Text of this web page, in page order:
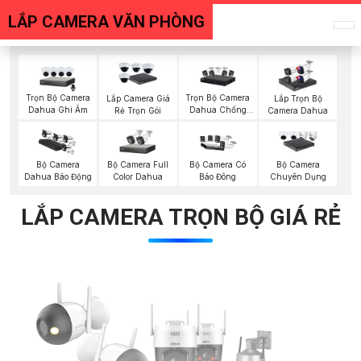
LẮP CAMERA VĂN PHÒNG
Trọn Bộ Camera
Dahua Ghi Âm
Lắp Camera Giá
Rẻ Trọn Gói
Trọn Bộ Camera
Dahua Chống
Lắp Trọn Bộ
Camera Dahua
Bộ Camera
Dahua Báo Động
Bộ Camera Full
Color Dahua
Bộ Camera Có
Báo Đông
Bộ Camera
Chuyên Dụng
LẮP CAMERA TRỌN BỘ GIÁ RẺ